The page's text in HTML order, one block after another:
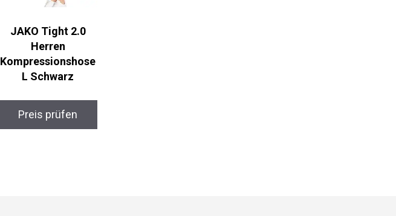
JAKO Tight 2.0
Herren
Kompressionshose
L Schwarz
Preis prüfen